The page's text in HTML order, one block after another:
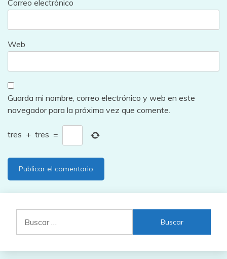
Correo electrónico
Web
Guarda mi nombre, correo electrónico y web en este
navegador para la próxima vez que comente.
tres + tres =